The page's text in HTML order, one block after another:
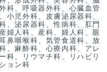
科、呼吸器外科、心臓血管
小児外科、皮膚泌尿器科、
、泌尿器科、性病科、肛門
婦人科、産科、婦人科、眼
鼻咽喉科、気管食道科、放
、麻酔科、心療内科、アレ
科、リウマチ科、リハビリ
ョン科